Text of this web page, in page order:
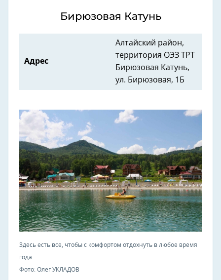
Бирюзовая Катунь
Адрес
Алтайский район,
территория ОЭЗ ТРТ
Бирюзовая Катунь,
ул. Бирюзовая, 1Б
Здесь есть все, чтобы с комфортом отдохнуть в любое время
года.
Фото: Олег УКЛАДОВ